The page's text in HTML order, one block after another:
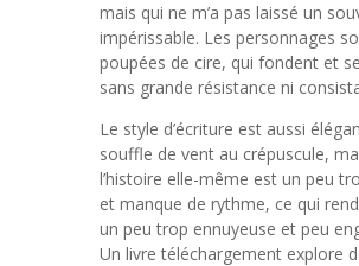
mais qui ne m’a pas laissé un
impérissable. Les personnages
poupées de cire, qui fondent et
sans grande résistance ni
Le style d’écriture est aussi
souffle de vent au crépuscule,
l’histoire elle-même est un peu
et manque de rythme, ce qui rend
un peu trop ennuyeuse et peu
Un livre téléchargement explore